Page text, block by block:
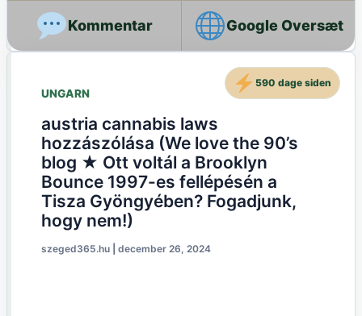
Google Oversæt
UNGARN
austria cannabis laws
hozzászólása (We love the 90’s
blog ★ Ott voltál a Brooklyn
Bounce 1997-es fellépésén a
Tisza Gyöngyében? Fogadjunk,
hogy nem!)
szeged365.hu december 26, 2024
590 dage siden